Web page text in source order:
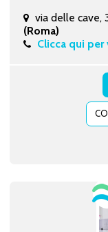
via delle cave,
(Roma)
Clicca qui